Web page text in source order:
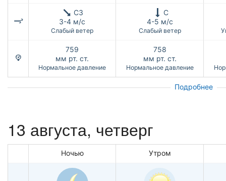
СЗ
3-4 м/с
Слабый ветер
С
4-5 м/с
Слабый ветер
759
мм рт. ст.
Нормальное давление
758
мм рт. ст.
Нормальное давление
Подробнее
13 августа, четверг
Ночью Утром